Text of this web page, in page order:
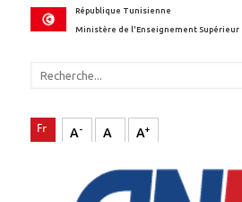
République Tunisienne
Ministère de l'Enseignement Supérieur
A- A A+